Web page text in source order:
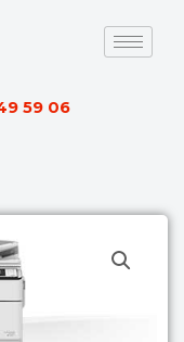
59 06